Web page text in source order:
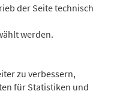
der Seite technisch
werden.
zu verbessern,
für Statistiken und
dem Aufsichtsrat oder
verbundener